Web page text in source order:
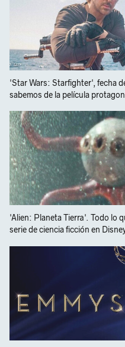
'Star Wars: Starfighter', fecha
sabemos de la película
'Alien: Planeta Tierra'. Todo lo
serie de ciencia ficción en